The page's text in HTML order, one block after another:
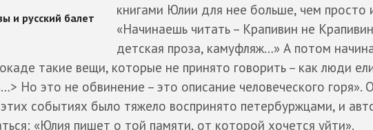
книгами Юлии для нее больше, чем просто
«Начинаешь читать – Крапивин не
детская проза, камуфляж…» А потом
такие вещи, которые не принято говорить – как люди
Но это не обвинение – это описание человеческого горя».
событиях было тяжело воспринято петербуржцами, и
«Юлия пишет о той памяти, от которой хочется уйти».